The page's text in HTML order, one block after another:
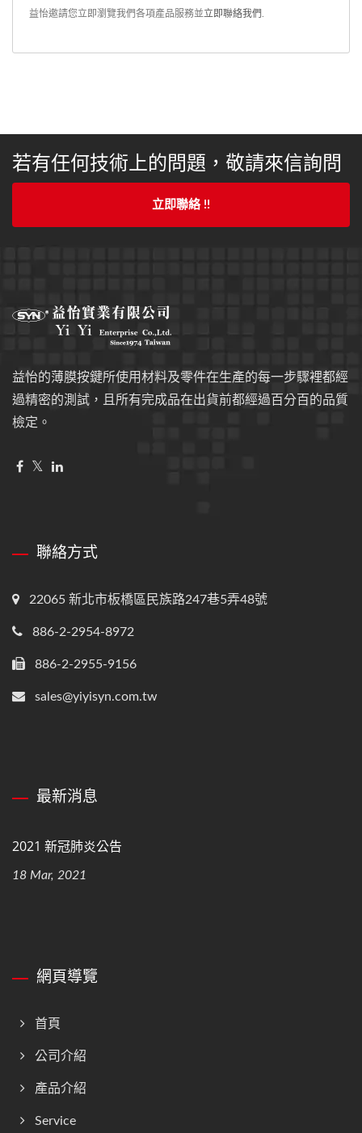
益怡邀請您立即瀏覽我們各項產品服務並立即聯絡我們
若有任何技術上的問題，敬請來信詢問
立即聯絡 !!
益怡的薄膜按鍵所使用材料及零件在生產的每一步驟裡都經
過精密的測試，且所有完成品在出貨前都經過百分百的品質
檢定。
聯絡方式
22065 新北市板橋區民族路247巷5弄48號
886-2-2954-8972
886-2-2955-9156
sales@yiyisyn.com.tw
最新消息
2021 新冠肺炎公告
18 Mar, 2021
網頁導覽
首頁
公司介紹
產品介紹
Service